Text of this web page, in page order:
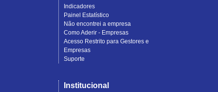
Indicadores
Painel Estatístico
Não encontrei a empresa
Como Aderir - Empresas
Acesso Restrito para Gestores e
Empresas
Suporte
Institucional